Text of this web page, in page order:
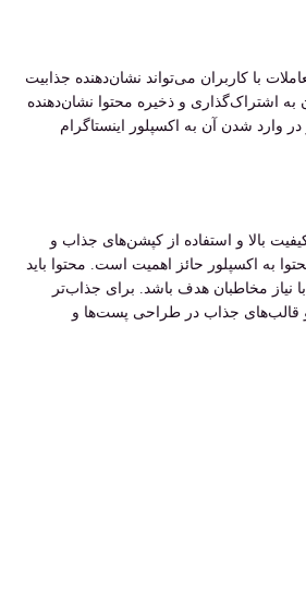
با کاربران می‌تواند نشان‌دهنده جذابیت
به اشتراک‌گذاری و ذخیره محتوا نشان‌دهنده
وارد شدن آن به اکسپلور اینستاگرام
بالا و استفاده از کپشن‌های جذاب و
به اکسپلور حائز اهمیت است. محتوا باید
نیاز مخاطبان هدف باشد. برای جذاب‌تر
قالب‌های جذاب در طراحی پست‌ها و